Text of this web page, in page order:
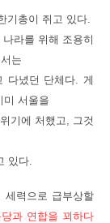
기총이 쥐고 있다.
라를 위해 조용히
는
다녔던 단체다. 게
미 서울을
기에 처했고, 그것
있다.
력으로 급부상할
당과 연합을 꾀하다